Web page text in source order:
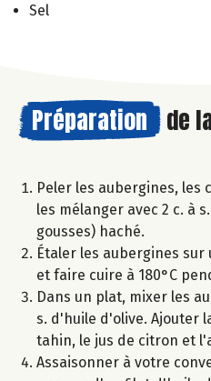
Sel
Préparation de
Peler les aubergines, les
les mélanger avec 2 c. à
gousses) haché.
Étaler les aubergines
et faire cuire à 180°C
Dans un plat, mixer les
s. d'huile d'olive. Ajouter
tahin, le jus de citron et
Assaisonner à votre